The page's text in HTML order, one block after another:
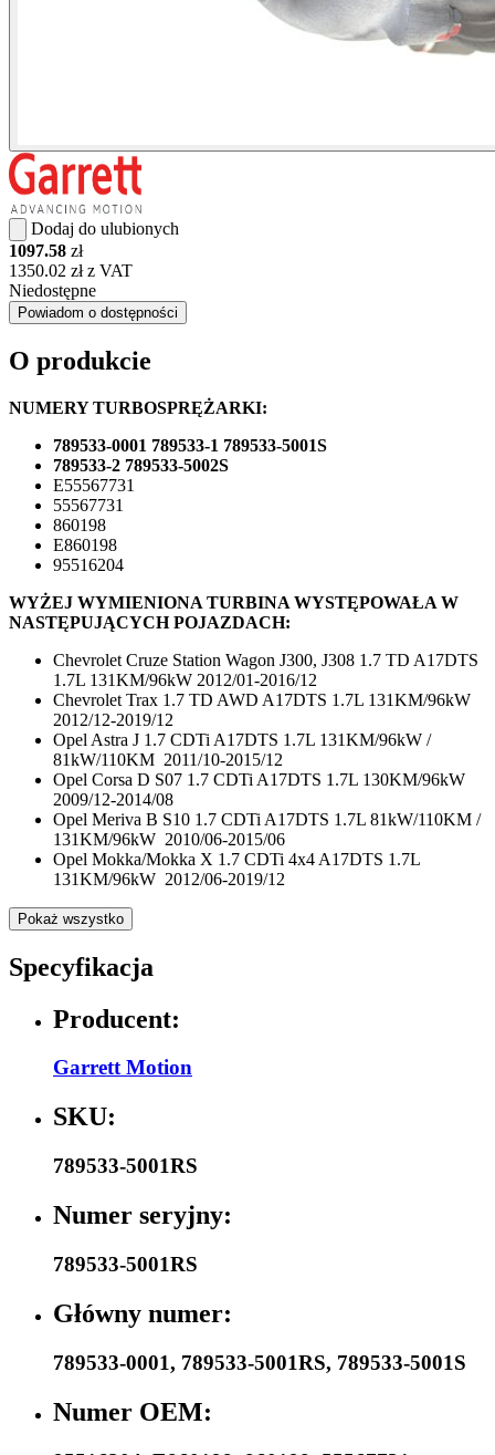
Dodaj do ulubionych
1097.58 zł
1350.02 zł z VAT
Niedostępne
Powiadom o dostępności
O produkcie
NUMERY TURBOSPRĘŻARKI:
789533-0001 789533-1 789533-5001S
789533-2 789533-5002S
E55567731
55567731
860198
E860198
95516204
WYŻEJ WYMIENIONA TURBINA WYSTĘPOWAŁA W
NASTĘPUJĄCYCH POJAZDACH:
Chevrolet Cruze Station Wagon J300, J308 1.7 TD A17DTS
1.7L 131KM/96kW 2012/01-2016/12
Chevrolet Trax 1.7 TD AWD A17DTS 1.7L 131KM/96kW
2012/12-2019/12
Opel Astra J 1.7 CDTi A17DTS 1.7L 131KM/96kW /
81kW/110KM 2011/10-2015/12
Opel Corsa D S07 1.7 CDTi A17DTS 1.7L 130KM/96kW
2009/12-2014/08
Opel Meriva B S10 1.7 CDTi A17DTS 1.7L 81kW/110KM /
131KM/96kW 2010/06-2015/06
Opel Mokka/Mokka X 1.7 CDTi 4x4 A17DTS 1.7L
131KM/96kW 2012/06-2019/12
Pokaż wszystko
Specyfikacja
Producent:
Garrett Motion
SKU:
789533-5001RS
Numer seryjny:
789533-5001RS
Główny numer:
789533-0001, 789533-5001RS, 789533-5001S
Numer OEM: